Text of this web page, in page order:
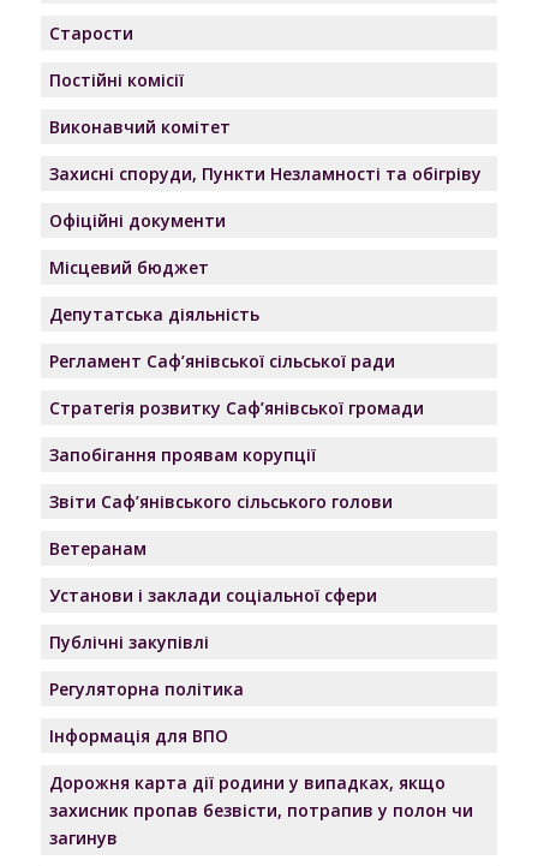
Старости
Постійні комісії
Виконавчий комітет
Захисні споруди, Пункти Незламності та обігріву
Офіційні документи
Місцевий бюджет
Депутатська діяльність
Регламент Саф’янівської сільської ради
Стратегія розвитку Саф’янівської громади
Запобігання проявам корупції
Звіти Саф’янівського сільського голови
Ветеранам
Установи і заклади соціальної сфери
Публічні закупівлі
Регуляторна політика
Інформація для ВПО
Дорожня карта дії родини у випадках, якщо
захисник пропав безвісти, потрапив у полон чи
загинув